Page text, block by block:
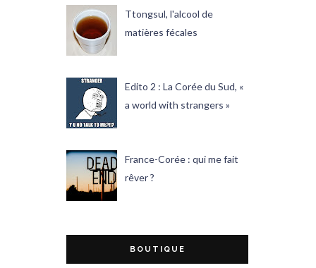
Ttongsul, l'alcool de
matières fécales
Edito 2 : La Corée du Sud, «
a world with strangers »
France-Corée : qui me fait
rêver ?
BOUTIQUE